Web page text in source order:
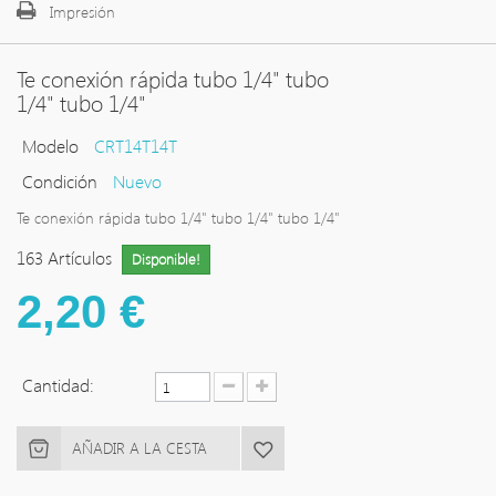
Impresión
Te conexión rápida tubo 1/4" tubo
1/4" tubo 1/4"
Modelo
CRT14T14T
Condición
Nuevo
Te conexión rápida tubo 1/4" tubo 1/4" tubo 1/4"
163 Artículos Disponible!
2,20 €
Cantidad:
AÑADIR A LA CESTA